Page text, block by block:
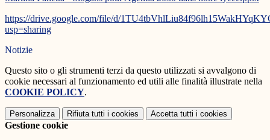
https://drive.google.com/file/d/
usp=sharing
Notizie
Questo sito o gli strumenti terzi da questo utilizzati si avvalgono di
cookie necessari al funzionamento ed utili alle finalità illustrate nella
COOKIE POLICY.
Personalizza Rifiuta tutti i cookies Accetta tutti i cookies
Gestione cookie